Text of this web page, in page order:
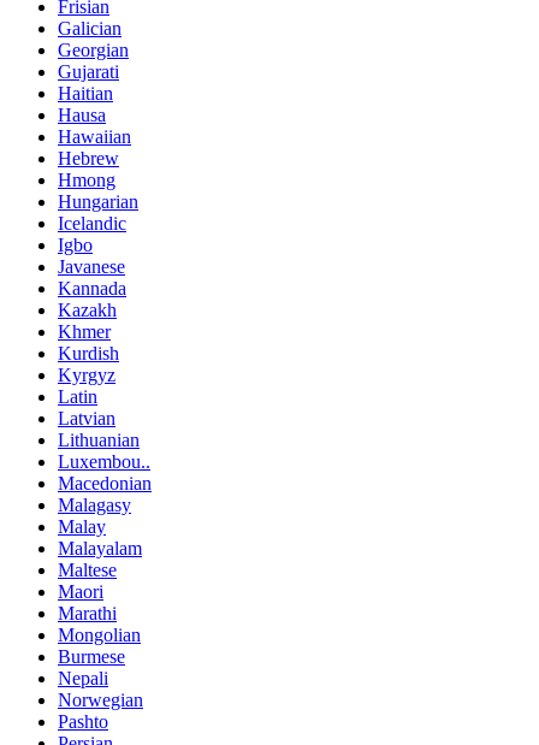
Frisian
Galician
Georgian
Gujarati
Haitian
Hausa
Hawaiian
Hebrew
Hmong
Hungarian
Icelandic
Igbo
Javanese
Kannada
Kazakh
Khmer
Kurdish
Kyrgyz
Latin
Latvian
Lithuanian
Luxembou..
Macedonian
Malagasy
Malay
Malayalam
Maltese
Maori
Marathi
Mongolian
Burmese
Nepali
Norwegian
Pashto